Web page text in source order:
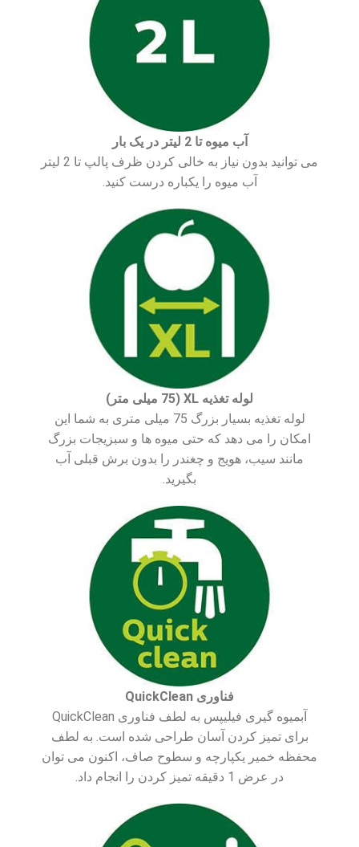
آب میوه تا 2 لیتر در یک بار
می توانید بدون نیاز به خالی کردن ظرف پالپ تا 2 لیتر
آب میوه را یکباره درست کنید.
لوله تغذیه XL (75 میلی متر)
لوله تغذیه بسیار بزرگ 75 میلی متری به شما این
امکان را می دهد که حتی میوه ها و سبزیجات بزرگ
مانند سیب، هویج و چغندر را بدون برش قبلی آب
بگیرید.
فناوری QuickClean
آبمیوه گیری فیلیپس به لطف فناوری QuickClean
برای تمیز کردن آسان طراحی شده است. به لطف
محفظه خمیر یکپارچه و سطوح صاف، اکنون می توان
در عرض 1 دقیقه تمیز کردن را انجام داد.